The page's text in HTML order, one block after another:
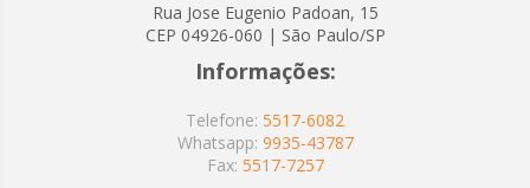
Rua Jose Eugenio Padoan, 15
CEP 04926-060 | São Paulo/SP
Informações:
Telefone: 5517-6082
Whatsapp: 9935-43787
Fax: 5517-7257